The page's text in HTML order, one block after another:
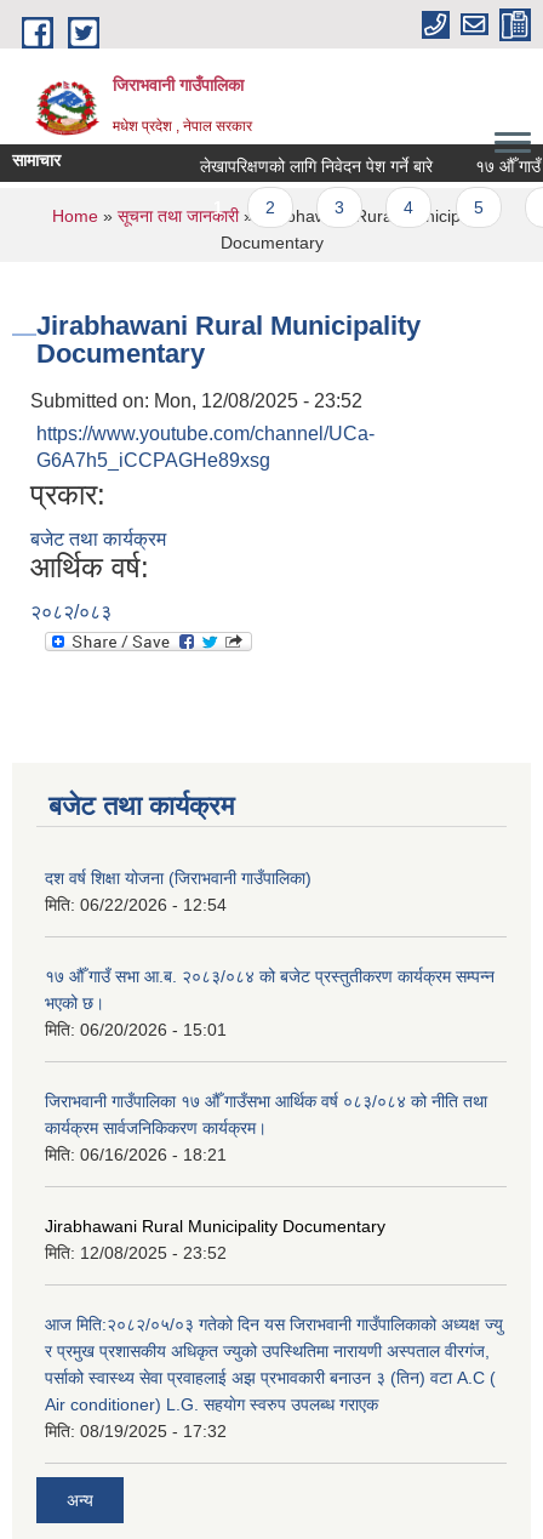
Skip to main content
जिराभवानी गाउँपालिका
मधेश प्रदेश , नेपाल सरकार
सामाचार लेखापरिक्षणको लागि निवेदन पेश गर्ने बारे १७ औँ गाउँ
Pages
1 5
You are here
Home » सूचना तथा जानकारी» Jirabhawani Rural Municipality
Documentary
Jirabhawani Rural Municipality
Documentary
Submitted on: Mon, 12/08/2025 - 23:52
https://www.youtube.com/channel/UCa-
G6A7h5_iCCPAGHe89xsg
प्रकार:
बजेट तथा कार्यक्रम
आर्थिक वर्ष:
२०८२/०८३
बजेट तथा कार्यक्रम
दश वर्ष शिक्षा योजना (जिराभवानी गाउँपालिका)
मिति: 06/22/2026 - 12:54
१७ औँ गाउँ सभा आ.ब. २०८३/०८४ को बजेट प्रस्तुतीकरण कार्यक्रम सम्पन्न
भएको छ।
मिति: 06/20/2026 - 15:01
जिराभवानी गाउँपालिका १७ औँ गाउँसभा आर्थिक वर्ष ०८३/०८४ को नीति तथा
कार्यक्रम सार्वजनिकिकरण कार्यक्रम।
मिति: 06/16/2026 - 18:21
Jirabhawani Rural Municipality Documentary
मिति: 12/08/2025 - 23:52
आज मिति:२०८२/०५/०३ गतेको दिन यस जिराभवानी गाउँपालिकाको अध्यक्ष ज्यु
र प्रमुख प्रशासकीय अधिकृत ज्युको उपस्थितिमा नारायणी अस्पताल वीरगंज,
पर्साको स्वास्थ्य सेवा प्रवाहलाई अझ प्रभावकारी बनाउन ३ (तिन) वटा A.C (
Air conditioner) L.G. सहयाेग स्वरुप उपलब्ध गराएक
मिति: 08/19/2025 - 17:32
अन्य